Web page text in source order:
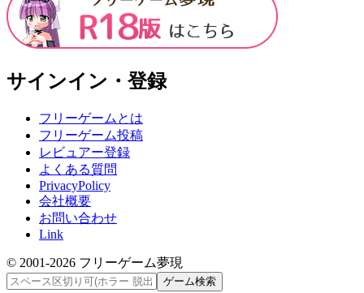
サインイン・登録
フリーゲームとは
フリーゲーム投稿
レビュアー登録
よくある質問
PrivacyPolicy
会社概要
お問い合わせ
Link
© 2001-2026 フリーゲーム夢現